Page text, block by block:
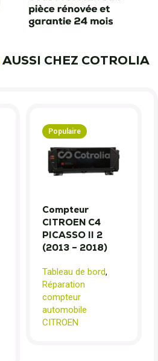
AUSSI CHEZ COTROLIA
Populaire
Compteur
CITROEN C4
PICASSO II 2
(2013 – 2018)
Tableau de bord,
Réparation
compteur
automobile
CITROEN